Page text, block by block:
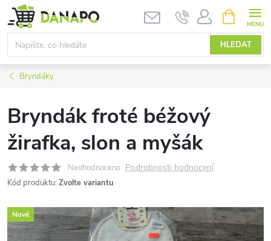
Přejít
na
obsah
HLEDAT
NÁKUPNÍ
KOŠÍK
Bryndáky
Bryndák froté béžový
žirafka, slon a myšák
Neohodnoceno Podrobnosti hodnocení
Kód produktu: Zvolte variantu
Nové